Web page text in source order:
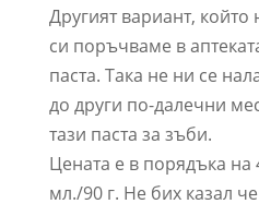
Другият вариант,
си поръчваме в
паста. Така не ни се
до други по-далечни
тази паста за зъби.
Цената е в порядъка на
мл./90 г. Не бих казал